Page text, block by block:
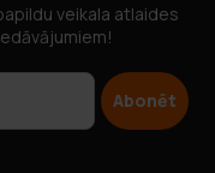
veikala atlaides
Abonēt